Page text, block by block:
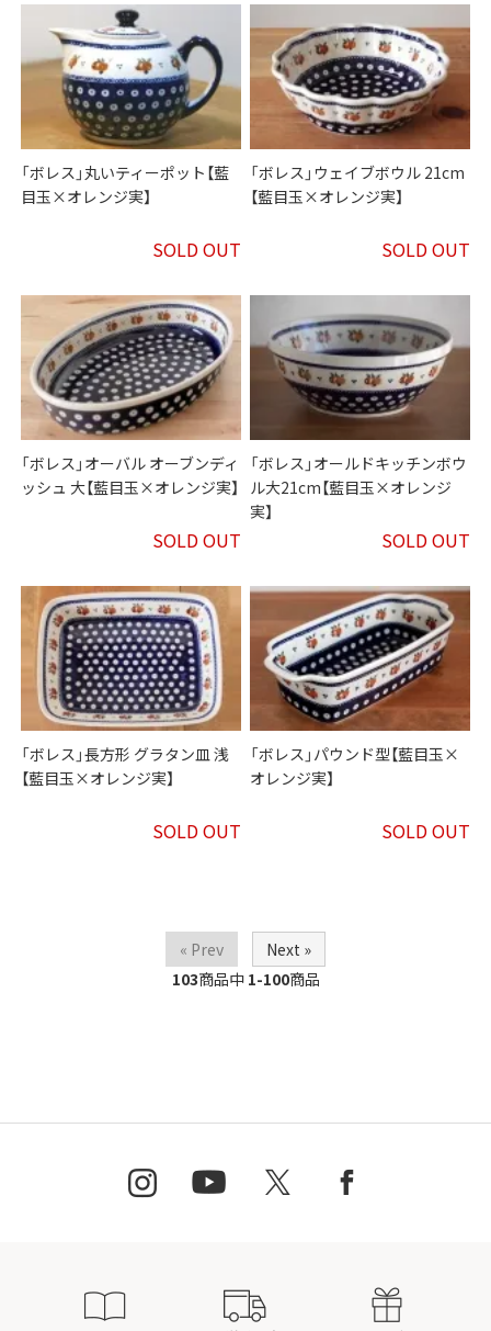
「ボレス」丸いティーポット【藍
目玉×オレンジ実】
SOLD OUT
「ボレス」ウェイブボウル 21cm
【藍目玉×オレンジ実】
SOLD OUT
「ボレス」オーバル オーブンディ
ッシュ 大【藍目玉×オレンジ実】
SOLD OUT
「ボレス」オールドキッチンボウ
ル大21cm【藍目玉×オレンジ
実】
SOLD OUT
「ボレス」長方形 グラタン皿 浅
【藍目玉×オレンジ実】
SOLD OUT
「ボレス」パウンド型【藍目玉×
オレンジ実】
SOLD OUT
« Prev
Next »
103商品中 1-100商品